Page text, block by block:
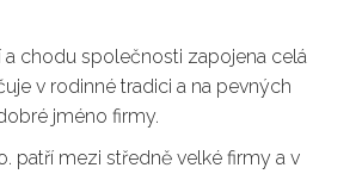
a chodu společnosti zapojena celá
v rodinné tradici a na pevných
jméno firmy.
patří mezi středně velké firmy a v